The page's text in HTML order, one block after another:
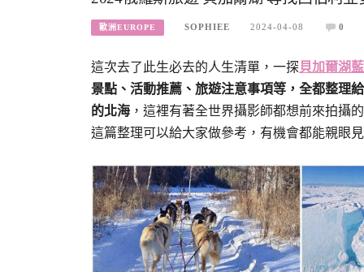
歐洲EUROPE SOPHIEE 2024-04-08 0
這次去了此生必去的人生清單，一探貝加爾湖
景點、活動推薦、旅遊注意事項等，全都整理
的北海 ，這裡有著全世界攝影師都想前來拍攝
這篇整理可以給大家做參考，有機會都能親眼